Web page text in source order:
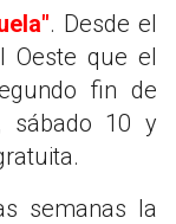
. Desde el
Oeste que el
fin de
sábado 10 y
semanas la